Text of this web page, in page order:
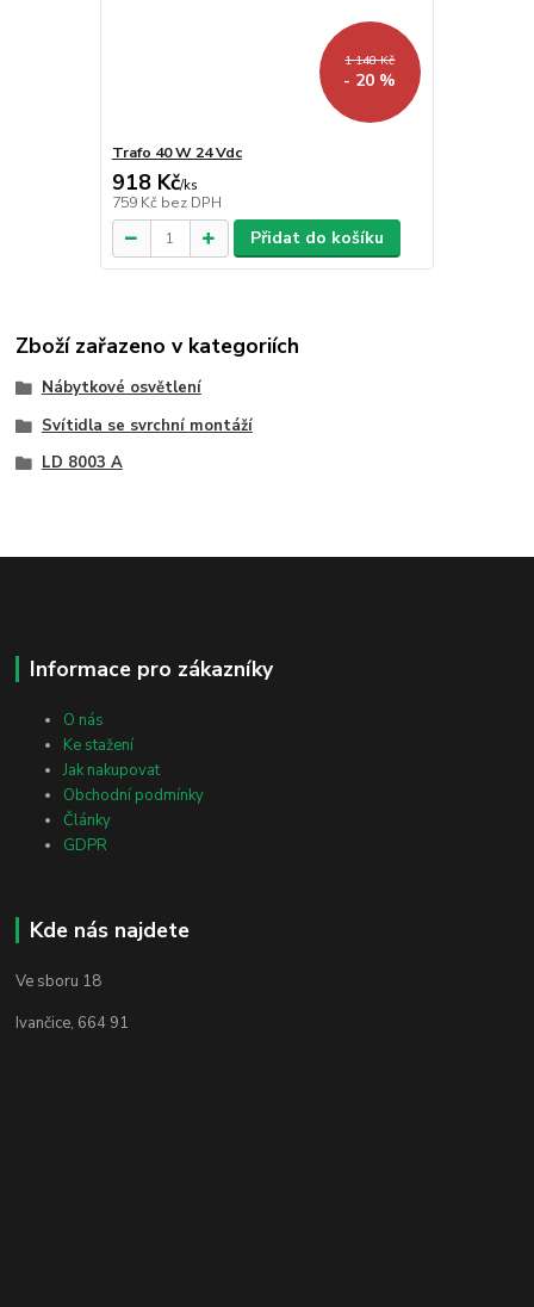
1 148 Kč
- 20 %
Trafo 40 W 24 Vdc
918 Kč/ks
759 Kč bez DPH
Přidat do košíku
Zboží zařazeno v kategoriích
Nábytkové osvětlení
Svítidla se svrchní montáží
LD 8003 A
Informace pro zákazníky
O nás
Ke stažení
Jak nakupovat
Obchodní podmínky
Články
GDPR
Kde nás najdete
Ve sboru 18
Ivančice, 664 91